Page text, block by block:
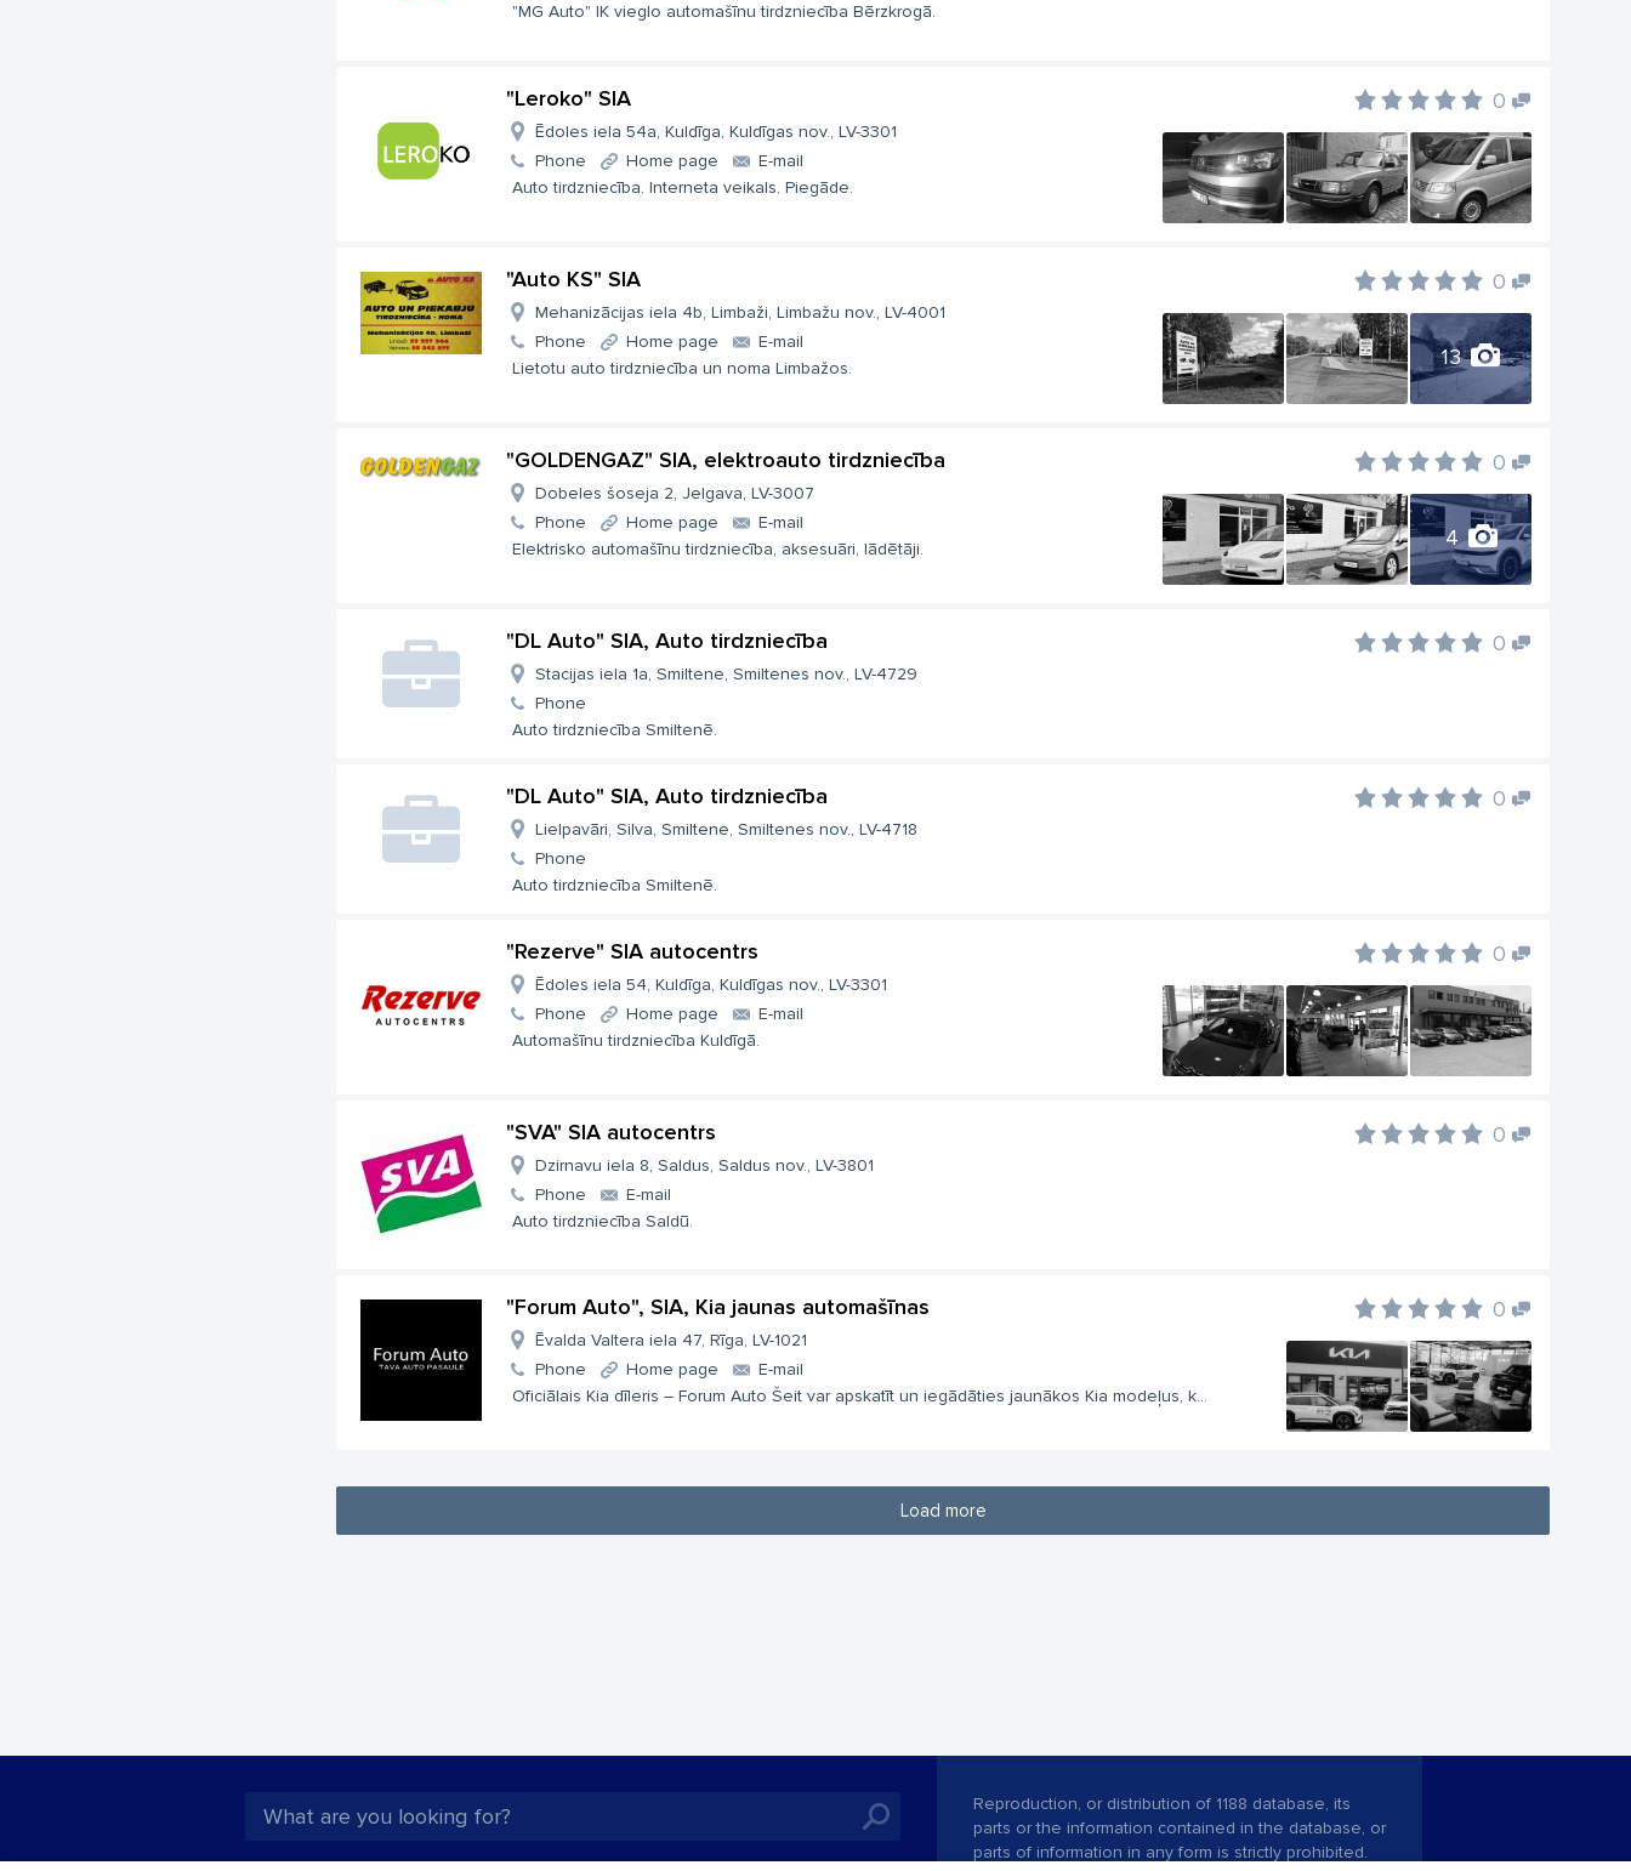
"MG Auto" IK vieglo automašīnu tirdzniecība Bērzkrogā.
"Leroko" SIA 0
Ēdoles iela 54a, Kuldīga, Kuldīgas nov., LV-3301
Phone
Home page
E-mail
Auto tirdzniecība. Interneta veikals. Piegāde.
"Auto KS" SIA 0
13
Mehanizācijas iela 4b, Limbaži, Limbažu nov., LV-4001
Phone
Home page
E-mail
Lietotu auto tirdzniecība un noma Limbažos.
"GOLDENGAZ" SIA, elektroauto tirdzniecība 0
4
Dobeles šoseja 2, Jelgava, LV-3007
Phone
Home page
E-mail
Elektrisko automašīnu tirdzniecība, aksesuāri, lādētāji.
"DL Auto" SIA, Auto tirdzniecība 0
Stacijas iela 1a, Smiltene, Smiltenes nov., LV-4729
Phone
Auto tirdzniecība Smiltenē.
"DL Auto" SIA, Auto tirdzniecība 0
Lielpavāri, Silva, Smiltene, Smiltenes nov., LV-4718
Phone
Auto tirdzniecība Smiltenē.
"Rezerve" SIA autocentrs 0
Ēdoles iela 54, Kuldīga, Kuldīgas nov., LV-3301
Phone
Home page
E-mail
Automašīnu tirdzniecība Kuldīgā.
"SVA" SIA autocentrs 0
Dzirnavu iela 8, Saldus, Saldus nov., LV-3801
Phone
E-mail
Auto tirdzniecība Saldū.
"Forum Auto", SIA, Kia jaunas automašīnas 0
Ēvalda Valtera iela 47, Rīga, LV-1021
Phone
Home page
E-mail
Oficiālais Kia dīleris – Forum Auto Šeit var apskatīt un iegādāties jaunākos Kia modeļus, k...
Load more
Reproduction, or distribution of 1188 database, its
parts or the information contained in the database, or
parts of information in any form is strictly prohibited.